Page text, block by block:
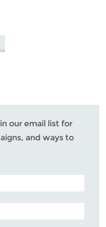
our email list for
and ways to